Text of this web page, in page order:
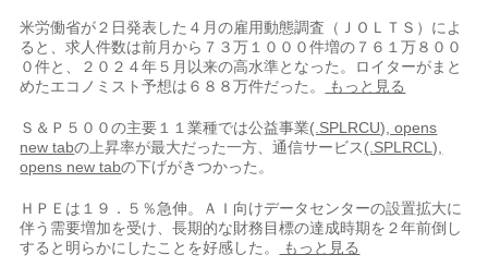
米労働省が２日発表した４月の雇用動態調査（ＪＯＬＴＳ）によ
ると、求人件数は前月から７３万１０００件増の７６１万８００
０件と、２０２４年５月以来の高水準となった。ロイターがまと
めたエコノミスト予想は６８８万件だった。
もっと見る
Ｓ＆Ｐ５００の主要１１業種では公益事業(.SPLRCU), opens
new tabの上昇率が最大だった一方、通信サービス(.SPLRCL),
opens new tabの下げがきつかった。
ＨＰＥは１９．５％急伸。ＡＩ向けデータセンターの設置拡大に
伴う需要増加を受け、長期的な財務目標の達成時期を２年前倒し
する​と明らかにしたことを好感​した。
もっと見る